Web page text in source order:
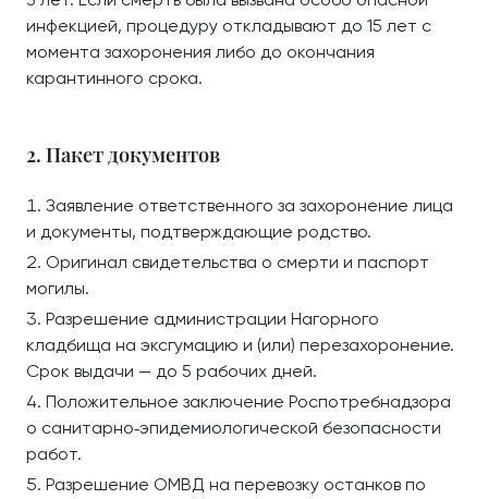
инфекцией, процедуру откладывают до 15 лет с
момента захоронения либо до окончания
карантинного срока.
2. Пакет документов
Заявление ответственного за захоронение лица
и документы, подтверждающие родство.
Оригинал свидетельства о смерти и паспорт
могилы.
Разрешение администрации Нагорного
кладбища на эксгумацию и (или) перезахоронение.
Срок выдачи — до 5 рабочих дней.
Положительное заключение Роспотребнадзора
о санитарно‑эпидемиологической безопасности
работ.
Разрешение ОМВД на перевозку останков по